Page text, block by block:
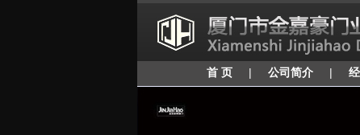
首 页 | 公司简介 |